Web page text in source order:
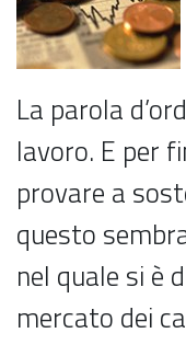
La parola
lavoro. E per
provare a
questo
nel quale si è
mercato dei